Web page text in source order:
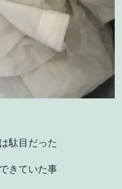
駄目だった
きていた事